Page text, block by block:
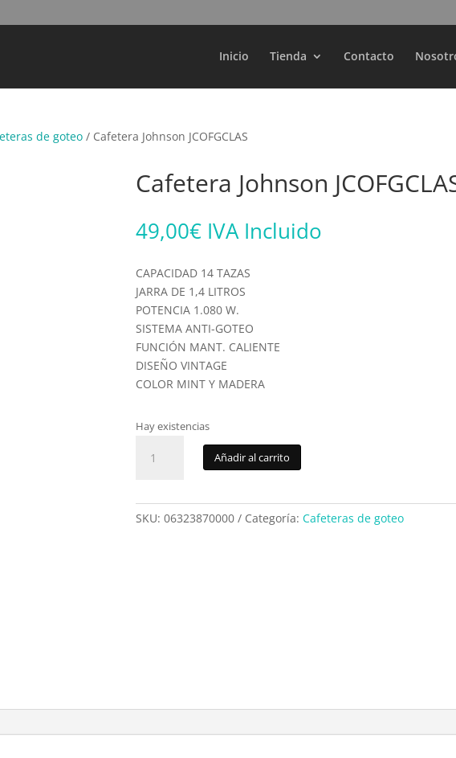
Inicio Tienda Contacto
Búsqueda
productos
de goteo / Cafetera Johnson JCOFGCLAS
Cafetera Johnson
49,00€ IVA Incluido
CAPACIDAD 14 TAZAS
JARRA DE 1,4 LITROS
POTENCIA 1.080 W.
SISTEMA ANTI-GOTEO
FUNCIÓN MANT. CALIENTE
DISEÑO VINTAGE
COLOR MINT Y MADERA
Hay existencias
Johnson
Añadir al carrito
SKU: 06323870000 Categoría: Cafeteras de goteo